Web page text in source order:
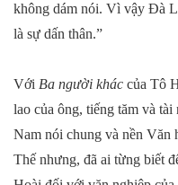
không dám nói. Vì vậy Đà
là sự dấn thân.”
Với Ba người khác của Tô
lao của ông, tiếng tăm và
Nam nói chung và nền Văn
Thế nhưng, đã ai từng biết